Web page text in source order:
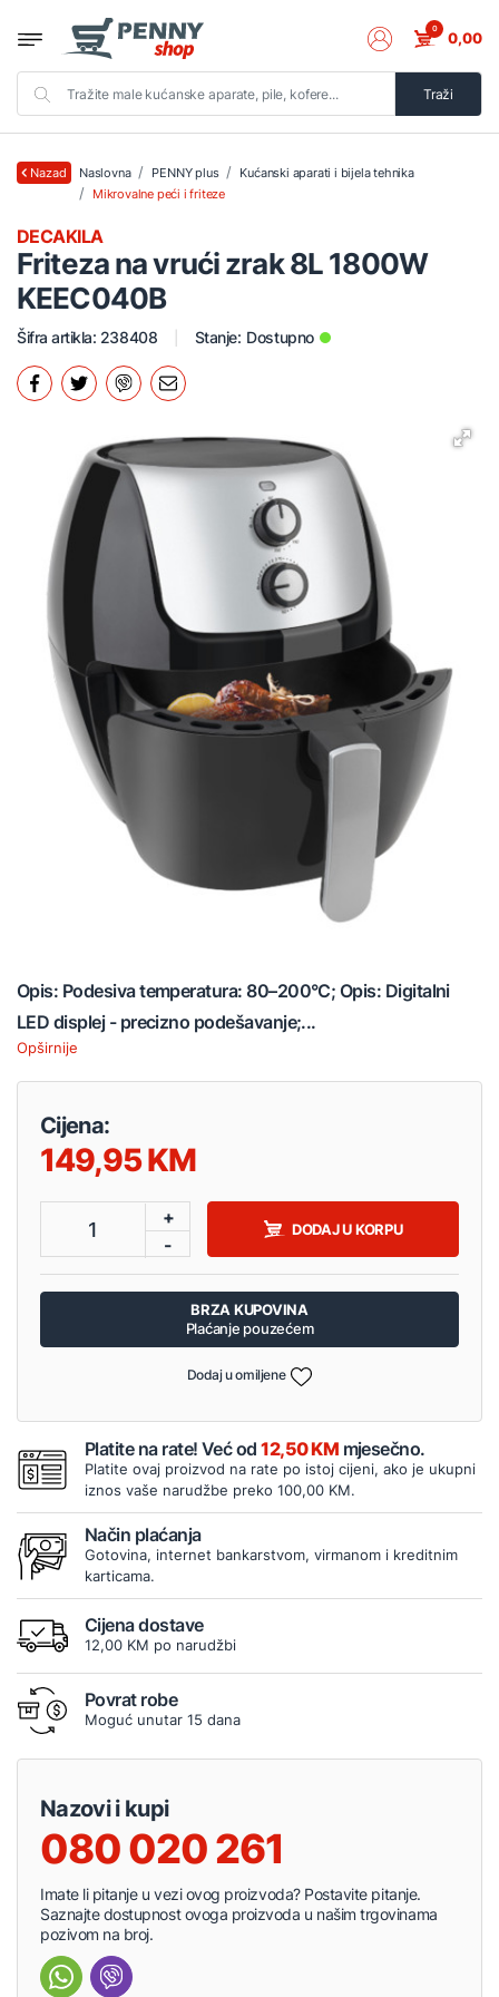
Traži
0 0,00
Nazad Naslovna PENNY plus
Kućanski aparati i bijela tehnika
Mikrovalne peći i friteze
Friteza na vrući zrak 8L 1800W
KEEC040B
DECAKILA
Šifra artikla: 238408 Stanje: Dostupno
Opis: Podesiva temperatura: 80–200°C; Opis: Digitalni
LED displej - precizno podešavanje;...
Opširnije
Cijena:
149,95
1
+
-
DODAJ U KORPU
BRZA KUPOVINA
Plaćanje pouzećem
Dodaj u omiljene
Platite na rate! Već od12,50 KM mjesečno.
Platite ovaj proizvod na rate po istoj cijeni, ako je ukupni
iznos vaše narudžbe preko 100,00 KM.
Način plaćanja
Gotovina, internet bankarstvom, virmanom i kreditnim
karticama.
Cijena dostave
12,00 KM po narudžbi
Povrat robe
Moguć unutar 15 dana
Nazovi i kupi
080 020 261
Imate li pitanje u vezi ovog proizvoda? Postavite pitanje.
Saznajte dostupnost ovoga proizvoda u našim trgovinama
pozivom na broj.